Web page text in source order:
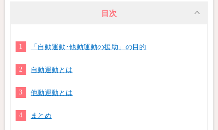
目次
「自動運動･他動運動の援助」の目的
自動運動とは
他動運動とは
まとめ